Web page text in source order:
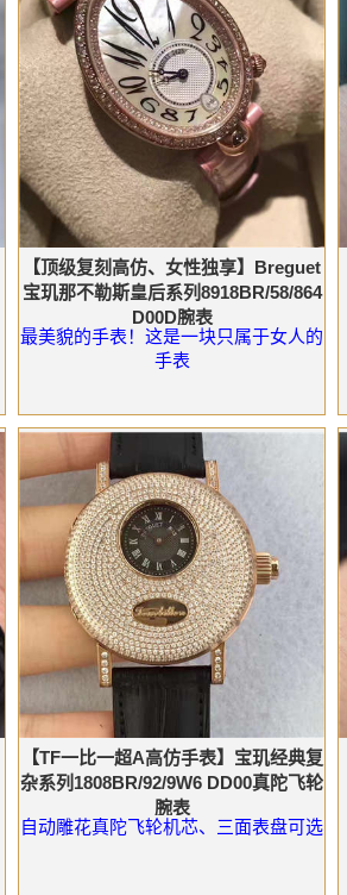
【顶级复刻高仿、女性独享】Breguet
宝玑那不勒斯皇后系列8918BR/58/864
D00D腕表
最美貌的手表！这是一块只属于女人的
手表
【TF一比一超A高仿手表】宝玑经典复
杂系列1808BR/92/9W6 DD00真陀飞轮
腕表
自动雕花真陀飞轮机芯、三面表盘可选